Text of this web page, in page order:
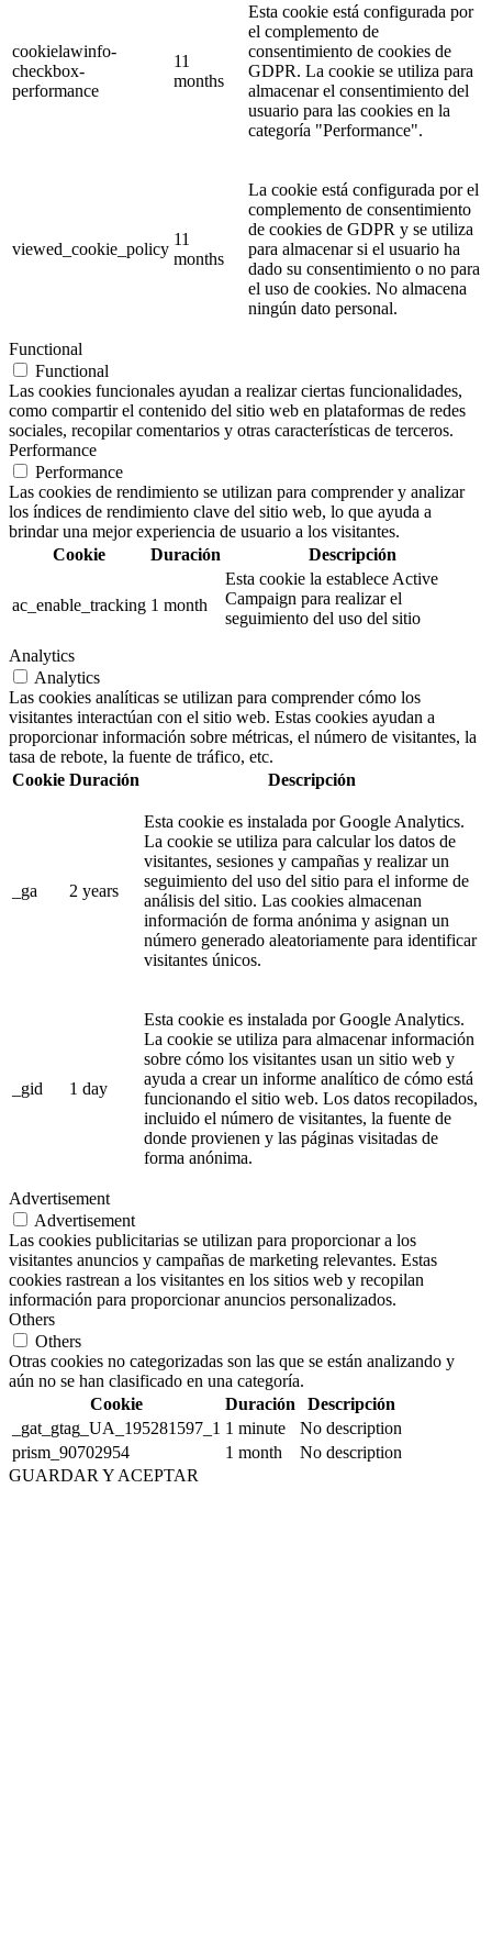
cookielawinfo-
checkbox-
performance
11
months
Esta cookie está configurada por
el complemento de
consentimiento de cookies de
GDPR. La cookie se utiliza para
almacenar el consentimiento del
usuario para las cookies en la
categoría "Performance".
viewed_cookie_policy
11
months
La cookie está configurada por el
complemento de consentimiento
de cookies de GDPR y se utiliza
para almacenar si el usuario ha
dado su consentimiento o no para
el uso de cookies. No almacena
ningún dato personal.
Functional
Functional
Las cookies funcionales ayudan a realizar ciertas funcionalidades,
como compartir el contenido del sitio web en plataformas de redes
sociales, recopilar comentarios y otras características de terceros.
Performance
Performance
Las cookies de rendimiento se utilizan para comprender y analizar
los índices de rendimiento clave del sitio web, lo que ayuda a
brindar una mejor experiencia de usuario a los visitantes.
Cookie
Duración Descripción
ac_enable_tracking 1 month
Esta cookie la establece Active
Campaign para realizar el
seguimiento del uso del sitio
Analytics
Analytics
Las cookies analíticas se utilizan para comprender cómo los
visitantes interactúan con el sitio web. Estas cookies ayudan a
proporcionar información sobre métricas, el número de visitantes, la
tasa de rebote, la fuente de tráfico, etc.
Cookie Duración Descripción
_ga 2 years
Esta cookie es instalada por Google Analytics.
La cookie se utiliza para calcular los datos de
visitantes, sesiones y campañas y realizar un
seguimiento del uso del sitio para el informe de
análisis del sitio. Las cookies almacenan
información de forma anónima y asignan un
número generado aleatoriamente para identificar
visitantes únicos.
_gid 1 day
Esta cookie es instalada por Google Analytics.
La cookie se utiliza para almacenar información
sobre cómo los visitantes usan un sitio web y
ayuda a crear un informe analítico de cómo está
funcionando el sitio web. Los datos recopilados,
incluido el número de visitantes, la fuente de
donde provienen y las páginas visitadas de
forma anónima.
Advertisement
Advertisement
Las cookies publicitarias se utilizan para proporcionar a los
visitantes anuncios y campañas de marketing relevantes. Estas
cookies rastrean a los visitantes en los sitios web y recopilan
información para proporcionar anuncios personalizados.
Others
Others
Otras cookies no categorizadas son las que se están analizando y
aún no se han clasificado en una categoría.
Cookie
Duración
Descripción
_gat_gtag_UA_195281597_1 1 minute
No description
prism_90702954
1 month
No description
GUARDAR Y ACEPTAR